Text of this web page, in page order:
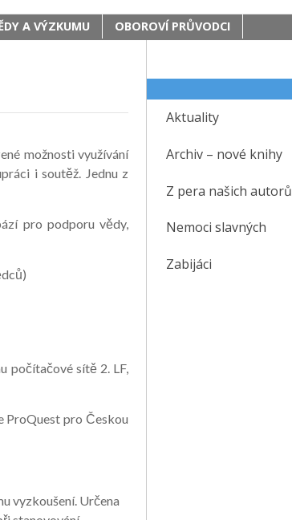
A VÝZKUMU OBOROVÍ PRŮVODCI
možnosti využívání
i soutěž. Jednu z
pro podporu vědy,
počítačové sítě 2. LF,
ProQuest pro Českou
vyzkoušení. Určena
Aktuality
Archiv – nové knihy
Z pera našich autorů
Nemoci slavných
Zabijáci